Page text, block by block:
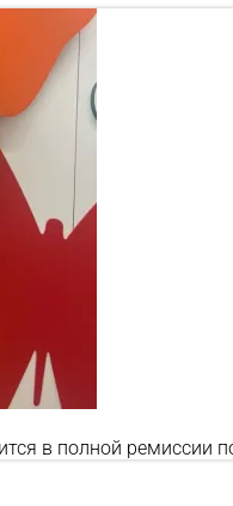
в полной ремиссии